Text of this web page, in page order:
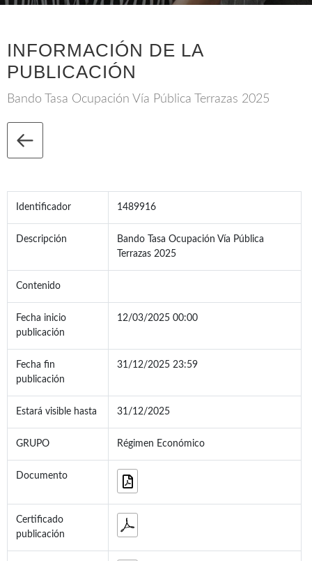
INFORMACIÓN DE LA
PUBLICACIÓN
Bando Tasa Ocupación Vía Pública Terrazas 2025
Identificador 1489916
Descripción
Bando Tasa Ocupación Vía Pública
Terrazas 2025
Contenido
Fecha inicio
publicación
12/03/2025 00:00
Fecha fin
publicación
31/12/2025 23:59
Estará visible hasta 31/12/2025
GRUPO Régimen Económico
Documento
Certificado
publicación